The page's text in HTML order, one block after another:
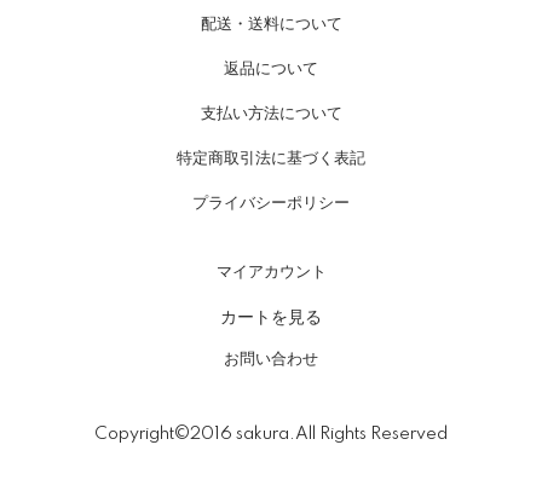
配送・送料について
返品について
支払い方法について
特定商取引法に基づく表記
プライバシーポリシー
マイアカウント
カートを見る
お問い合わせ
Copyright©2016 sakura.All Rights Reserved